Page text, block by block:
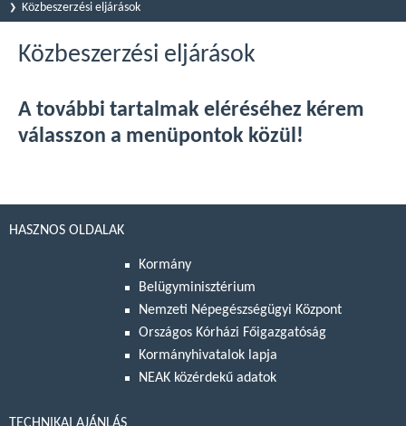
Közbeszerzési eljárások
Közbeszerzési eljárások
A további tartalmak eléréséhez kérem
válasszon a menüpontok közül!
HASZNOS OLDALAK
Kormány
Belügyminisztérium
Nemzeti Népegészségügyi Központ
Országos Kórházi Főigazgatóság
Kormányhivatalok lapja
NEAK közérdekű adatok